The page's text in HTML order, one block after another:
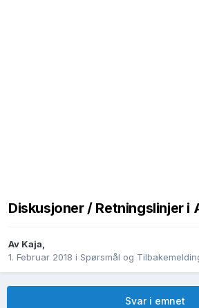
Diskusjoner / Retningslinjer i
Av Kaja,
1. Februar 2018 i Spørsmål og
Svar i emnet